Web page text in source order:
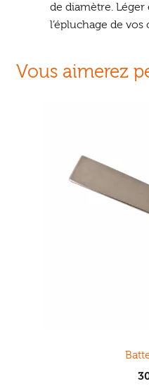
de diamètre.
l’épluchage de
Vous aimerez